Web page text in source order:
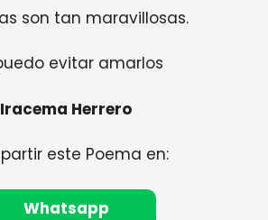
son tan maravillosas.
evitar amarlos
Iracema Herrero
este Poema en:
Whatsapp